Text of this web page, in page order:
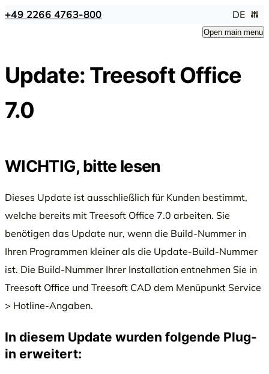
+49 2266 4763-800 DE
Open main menu
Update: Treesoft Office
7.0
WICHTIG, bitte lesen
Dieses Update ist ausschließlich für Kunden bestimmt,
welche bereits mit Treesoft Office 7.0 arbeiten. Sie
benötigen das Update nur, wenn die Build-Nummer in
Ihren Programmen kleiner als die Update-Build-Nummer
ist. Die Build-Nummer Ihrer Installation entnehmen Sie in
Treesoft Office und Treesoft CAD dem Menüpunkt Service
> Hotline-Angaben.
In diesem Update wurden folgende Plug-
in erweitert: